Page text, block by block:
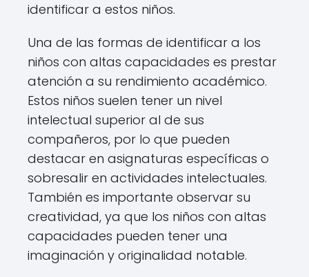
identificar a estos niños.
Una de las formas de identificar a los
niños con altas capacidades es prestar
atención a su rendimiento académico.
Estos niños suelen tener un nivel
intelectual superior al de sus
compañeros, por lo que pueden
destacar en asignaturas específicas o
sobresalir en actividades intelectuales.
También es importante observar su
creatividad, ya que los niños con altas
capacidades pueden tener una
imaginación y originalidad notable.